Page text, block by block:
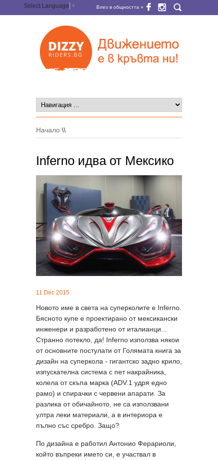
Select Language ▼ Влез в общността »
Начало \\
Inferno идва от Мексико
11 Dec 2015
Новото име в света на суперколите е Inferno.
Бясното купе е проектирано от мексикански
инженери и разработено от италианци...
Странно потекло, да! Inferno използва някои
от основните постулати от Голямата книга за
дизайн на суперкола - гигантско задно крило,
изпускателна система с пет накрайника,
колела от скъпа марка (ADV.1 удря едно
рамо) и спирачки с червени апарати. За
разлика от обичайното, не са използвани
ултра леки материали, а в интериора е
пълно със сребро. Защо?
По дизайна е работил Антонио Ферариоли,
който въпреки името си, е участвал в